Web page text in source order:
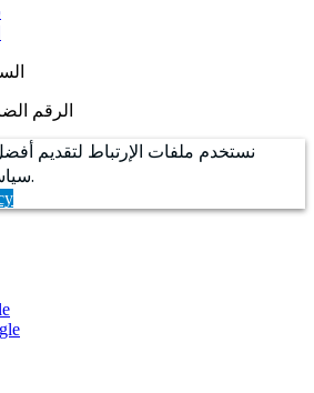
الرقم الضريبي.
نستخدم ملفات الإرتباط لتقديم
.